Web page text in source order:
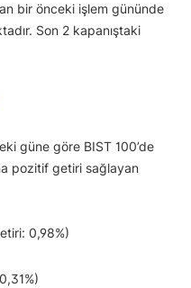
bir önceki işlem gününde
Son 2 kapanıştaki
güne göre BIST 100’de
pozitif getiri sağlayan
0,98%)